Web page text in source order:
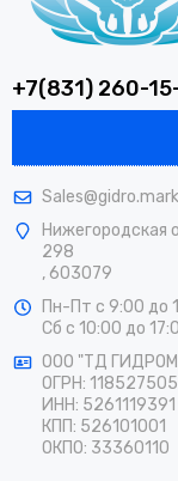
+7(831) 260-
Нижегородская
298
, 603079
Пн-Пт с 9:00 до
Сб с 10:00 до
ООО "ТД
ОГРН:
ИНН: 5261119391
КПП: 526101001
ОКПО: 33360110